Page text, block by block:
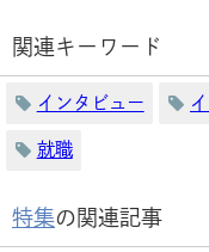
関連キーワード
インタビュー
就職
特集の関連記事